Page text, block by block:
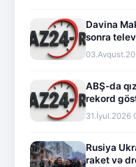
Davina
sonra
ABŞ-da
rekord
31.İyul.2026
Rusiya
raket və